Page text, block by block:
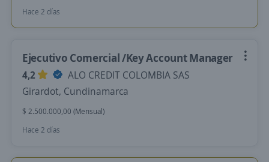
Hace 2 días
Ejecutivo Comercial /Key Account Manager
4,2
ALO CREDIT COLOMBIA SAS
Girardot, Cundinamarca
$ 2.500.000,00 (Mensual)
Hace 2 días